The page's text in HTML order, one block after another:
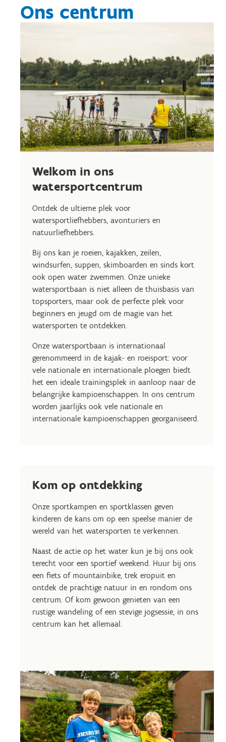
Ons centrum
Welkom in ons
watersportcentrum
Ontdek de ultieme plek voor
watersportliefhebbers, avonturiers en
natuurliefhebbers.
Bij ons kan je roeien, kajakken, zeilen,
windsurfen, suppen, skimboarden en sinds kort
ook open water zwemmen. Onze unieke
watersportbaan is niet alleen de thuisbasis van
topsporters, maar ook de perfecte plek voor
beginners en jeugd om de magie van het
watersporten te ontdekken.
Onze watersportbaan is internationaal
gerenommeerd in de kajak- en roeisport: voor
vele nationale en internationale ploegen biedt
het een ideale trainingsplek in aanloop naar de
belangrijke kampioenschappen. In ons centrum
worden jaarlijks ook vele nationale en
internationale kampioenschappen georganiseerd.
Kom op ontdekking
Onze sportkampen en sportklassen geven
kinderen de kans om op een speelse manier de
wereld van het watersporten te verkennen.
Naast de actie op het water kun je bij ons ook
terecht voor een sportief weekend. Huur bij ons
een fiets of mountainbike, trek eropuit en
ontdek de prachtige natuur in en rondom ons
centrum. Of kom gewoon genieten van een
rustige wandeling of een stevige jogsessie, in ons
centrum kan het allemaal.